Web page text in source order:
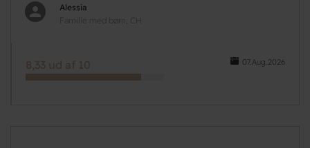
Alessia
Familie med børn, CH
07.Aug.2026
8,33 ud af 10